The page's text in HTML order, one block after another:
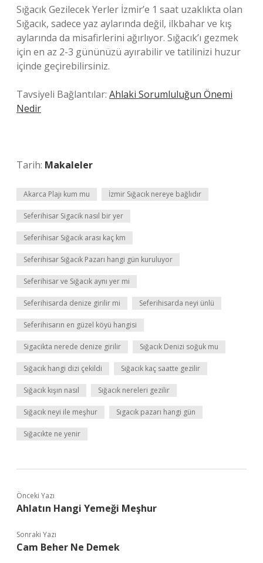
Sığacık Gezilecek Yerler İzmir’e 1 saat uzaklıkta olan
Sığacık, sadece yaz aylarında değil, ilkbahar ve kış
aylarında da misafirlerini ağırlıyor. Sığacık’ı gezmek
için en az 2-3 gününüzü ayırabilir ve tatilinizi huzur
içinde geçirebilirsiniz.
Tavsiyeli Bağlantılar: Ahlaki Sorumluluğun Önemi
Nedir
Tarih: Makaleler
Akarca Plajı kum mu İzmir Sığacık nereye bağlıdır
Seferihisar Sigacik nasıl bir yer
Seferihisar Sığacık arası kaç km
Seferihisar Sığacık Pazarı hangi gün kuruluyor
Seferihisar ve Sığacık aynı yer mi
Seferihisarda denize girilir mi Seferihisarda neyi ünlü
Seferihisarın en güzel köyü hangisi
Sigacikta nerede denize girilir Sığacık Denizi soğuk mu
Sığacık hangi dizi çekildi Sığacık kaç saatte gezilir
Sığacık kışın nasıl Sığacık nereleri gezilir
Sığacık neyi ile meşhur Sıgacık pazarı hangi gün
Sığacıkte ne yenir
Önceki Yazı
Ahlatın Hangi Yemeği Meşhur
Sonraki Yazı
Cam Beher Ne Demek